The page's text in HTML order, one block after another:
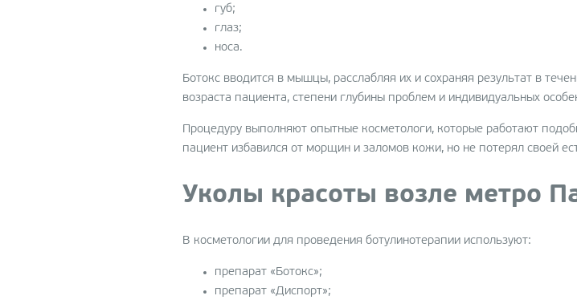
Устранение морщин
(Ботулинотерапия)
на гибридном лазере Halo
Красота и молодость с
EXILIS
Плацентарная терапия
Плазмотерапия
(FRAXEL)
Лазерная эпиляция
(LightSheerDUET)
Лазерное удаление
Clear V
на аппарате X-WAVE
вашего тела в Helen
губ;
глаз;
носа.
Ботокс вводится в мышцы, расслабляя их и сохраняя результат в
возраста пациента, степени глубины проблем и индивидуальных
Процедуру выполняют опытные косметологи, которые работают
пациент избавился от морщин и заломов кожи, но не потерял своей
Уколы красоты возле метро
В косметологии для проведения ботулинотерапии используют:
препарат «Ботокс»;
препарат «Диспорт»;